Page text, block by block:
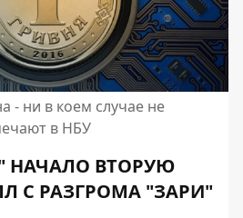
- ни в коем случае не
в НБУ
НАЧАЛО ВТОРУЮ
С РАЗГРОМА "ЗАРИ"